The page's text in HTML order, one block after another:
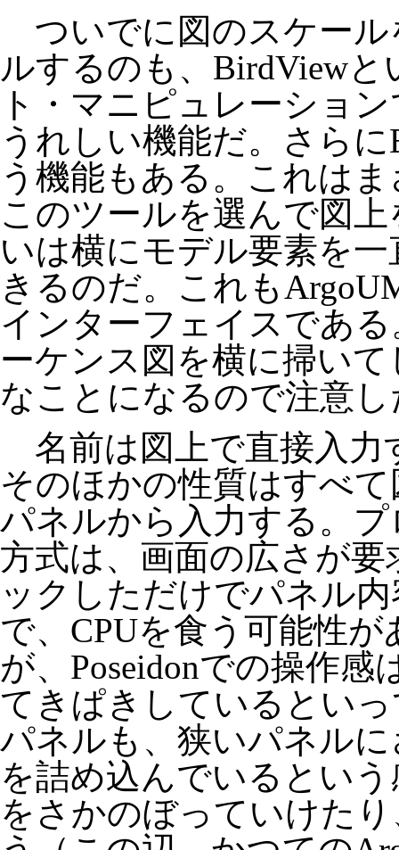
ついでに図のスケール
ルするのも、BirdView
ト・マニピュレーショ
うれしい機能だ。さら
う機能もある。これは
このツールを選んで図
いは横にモデル要素を
きるのだ。これも
インターフェイスであ
ーケンス図を横に掃い
なことになるので注意
名前は図上で直接入力
そのほかの性質はすべ
パネルから入力する。
方式は、画面の広さが
ックしただけでパネル
で、CPUを食う可能性
が、Poseidonでの操作
てきぱきしているとい
パネルも、狭いパネル
を詰め込んでいるとい
をさかのぼっていけた